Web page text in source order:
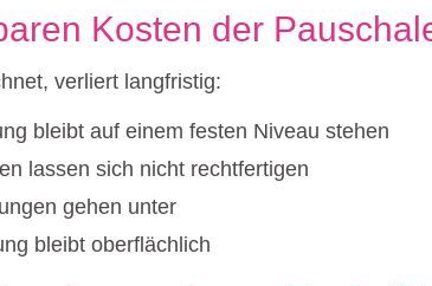
Kosten der
verliert langfristig:
bleibt auf einem festen Niveau stehen
lassen sich nicht rechtfertigen
gehen unter
bleibt oberflächlich